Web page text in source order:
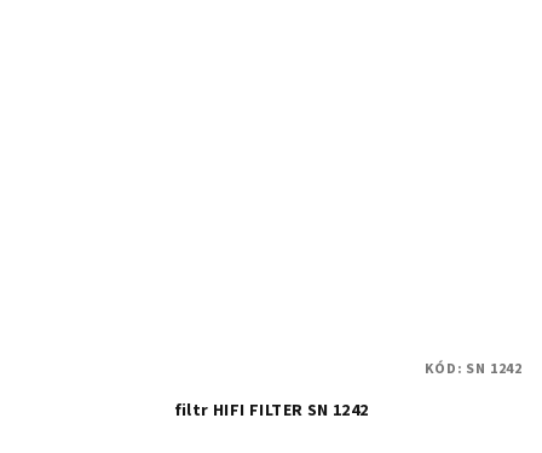
filtr HIFI FILTER SN 1242
KÓD: SN 1242